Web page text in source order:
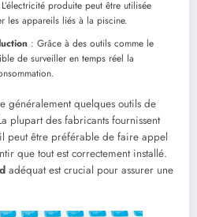
produite peut être utilisée
les appareils liés à la piscine.
: Grâce à des outils comme le
de surveiller en temps réel la
généralement quelques outils de
plupart des fabricants fournissent
peut être préférable de faire appel
que tout est correctement installé.
adéquat est crucial pour assurer une